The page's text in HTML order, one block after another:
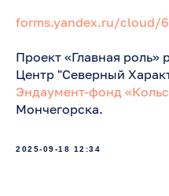
forms.yandex.ru/cloud/
Проект «Главная роль»
Центр "Северный
Эндаумент-фонд
Мончегорска.
2025-09-18 12:34